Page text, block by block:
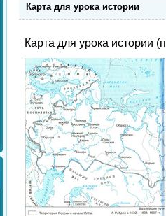
Карта для урока истории
Карта для урока истории